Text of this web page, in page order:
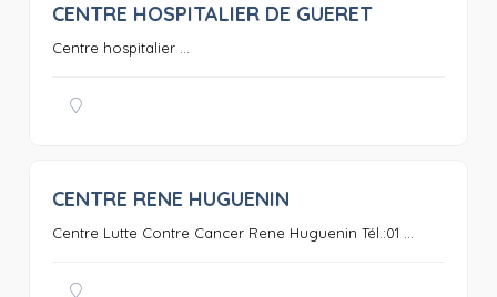
CENTRE HOSPITALIER DE GUERET
Centre hospitalier ...
CENTRE RENE HUGUENIN
Centre Lutte Contre Cancer Rene Huguenin Tél.:01 ...